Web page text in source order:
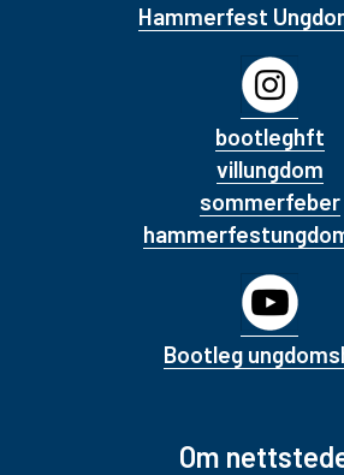
Hammerfest
bootleghft
villungdom
sommerfeber
Bootleg
Om